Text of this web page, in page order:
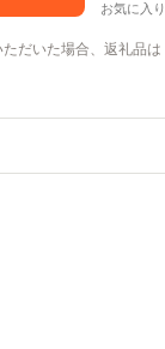
お気に入り
だいた場合、返礼品は